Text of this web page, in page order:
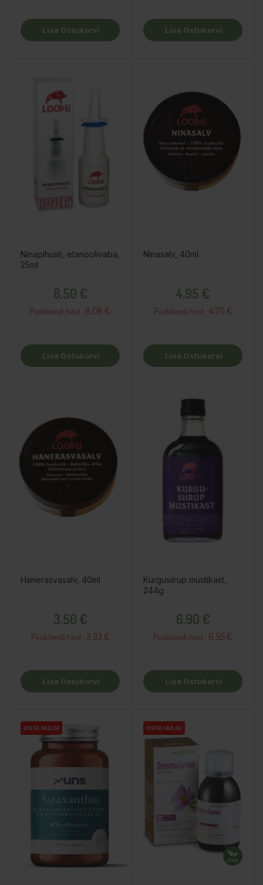
Lisa Ostukorvi Lisa Ostukorvi
Ninapihusti, etanoolivaba,
25ml
8,50 €
Püsikliendi hind : 8.08 €
Lisa Ostukorvi
Ninasalv, 40ml
4,95 €
Püsikliendi hind : 4.70 €
Lisa Ostukorvi
Hanerasvasalv, 40ml
3,50 €
Püsikliendi hind : 3.33 €
Lisa Ostukorvi
Kurgusiirup mustikast,
244g
6,90 €
Püsikliendi hind : 6.55 €
Lisa Ostukorvi
OSTA HULGI
OSTA HULGI OSTA HULGI
OSTA HULGI